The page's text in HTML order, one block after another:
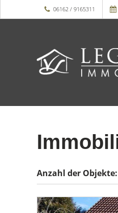
06162 / 9165311
Anzahl der Objekte: